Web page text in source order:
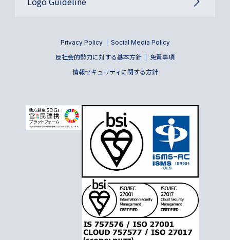
Privacy Policy
Social Media Policy
反社会的勢力に対する基本方針
免責事項
情報セキュリティに関する方針